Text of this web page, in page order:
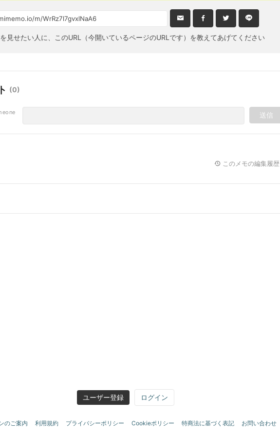
見せたい人に、このURL（今開いているページのURLです）を教えてあげてください
(0)
送信
このメモの編集履歴
ユーザー登録 ログイン
のご案内 利用規約 プライバシーポリシー Cookieポリシー 特商法に基づく表記 お問い合わせ